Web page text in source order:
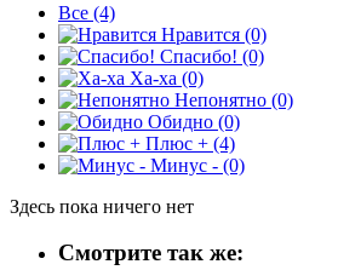
Все (4)
Нравится (0)
Спасибо! (0)
Ха-ха (0)
Непонятно (0)
Обидно (0)
Плюс + (4)
Минус - (0)
Здесь пока ничего нет
Смотрите так же: